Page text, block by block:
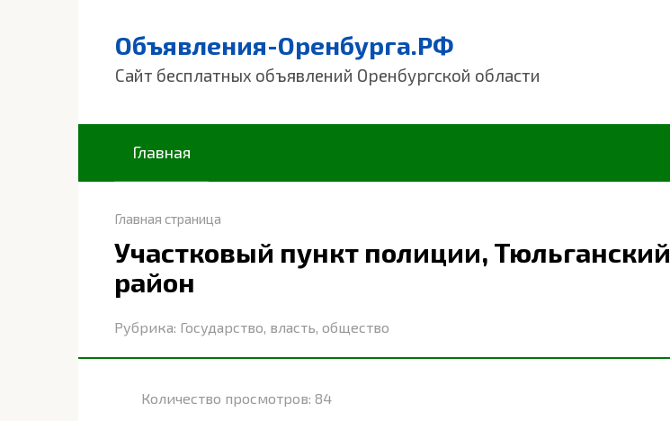
Объявления-Оренбурга.РФ
Сайт бесплатных объявлений Оренбургской области
Главная
Главная страница
Участковый пункт полиции, Тюльганский
район
Рубрика: Государство, власть, общество
Количество просмотров: 84